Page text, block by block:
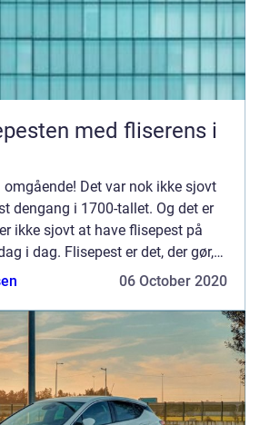
med fliserens i
Det var nok ikke sjovt
dengang i 1700-tallet. Og det er
ikke sjovt at have flisepest på
i dag. Flisepest er det, der gør,
grønne ud og der begynde...
06 October 2020